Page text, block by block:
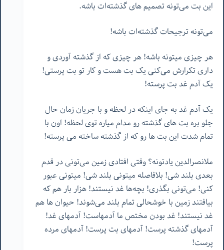
این بت می‌تونه تصمیم های گذشته‌ات باشه.
می‌تونه ترجیحات گذشته‌ات باشه!
هر چیزی میتونه باشه! هر چیزی که از گذشته آوردی و
داری تکرارش می‌کنی یک بت هست و کار تو بت پرستی!
یک آدم غد بت پرسته!
یک آدم غد به جای اینکه در لحظه و با جریان زمان حال
جلو بره بت های گذشته رو مدام میاره توی لحظه! اون با
تمام شدت این بت ها رو که از گذشته ساخته می پرسته!
ملانصرالدین یادتونه؟ وقتی افتادی زمین می‌تونی در قدم
بعدی بلند شی! بلافاصله میتونی بلند شی! میتونی عبور
کنی! می‌تونی بگذری! بچه‌ها غد نیستند! هزار بار هم که
بیافتند زمین با خوشحالی تمام بلند می‌شوند! حیوان ها هم
غد نیستند! غد بودن مختص ما آدمهاست! آدمهای غد!
آدمهای گذشته پرست! آدمهای بت پرست! آدمهای مرده
پرست!